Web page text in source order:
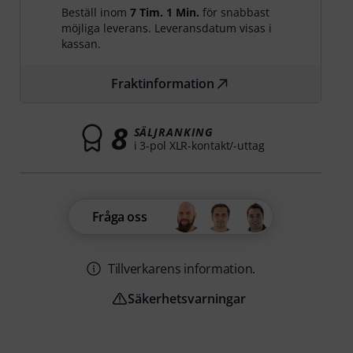
Beställ inom7 Tim. 1 Min. för snabbast
möjliga leverans. Leveransdatum visas i
kassan.
Fraktinformation
8 SÄLJRANKING
i 3-pol XLR-kontakt/-uttag
Fråga oss
Tillverkarens information.
Säkerhetsvarningar